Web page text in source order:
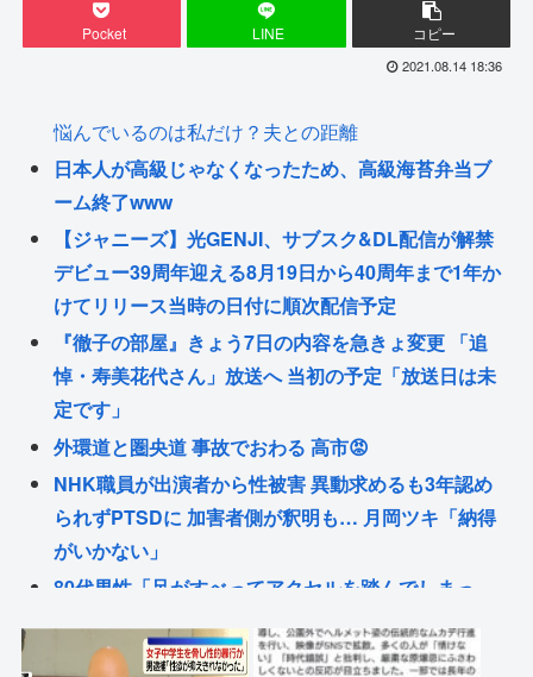
Pocket LINE コピー
2021.08.14 18:36
悩んでいるのは私だけ？夫との距離
日本人が高級じゃなくなったため、高級海苔弁当ブ
ーム終了www
【ジャニーズ】光GENJI、サブスク&DL配信が解禁
デビュー39周年迎える8月19日から40周年まで1年か
けてリリース当時の日付に順次配信予定
『徹子の部屋』きょう7日の内容を急きょ変更 「追
悼・寿美花代さん」放送へ 当初の予定「放送日は未
定です」
外環道と圏央道 事故でおわる 高市😡
NHK職員が出演者から性被害 異動求めるも3年認め
られずPTSDに 加害者側が釈明も… 月岡ツキ「納得
がいかない」
80代男性「足がすべってアクセルを踏んでしまっ
スーパーの裏でヤニ吸う2人とかいうヤバすぎるアニ